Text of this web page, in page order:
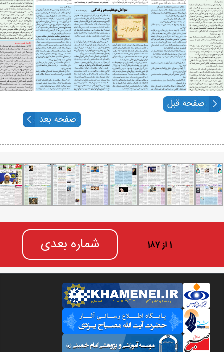
1 از 187 شماره بعدی